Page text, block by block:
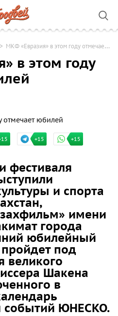
МКФ «Евразия» в этом году отмечает юбилей
в этом году
+15 +15
фестиваля
и спорта
имени
города
юбилейный
под
великого
Шакена
в
событий ЮНЕСКО.